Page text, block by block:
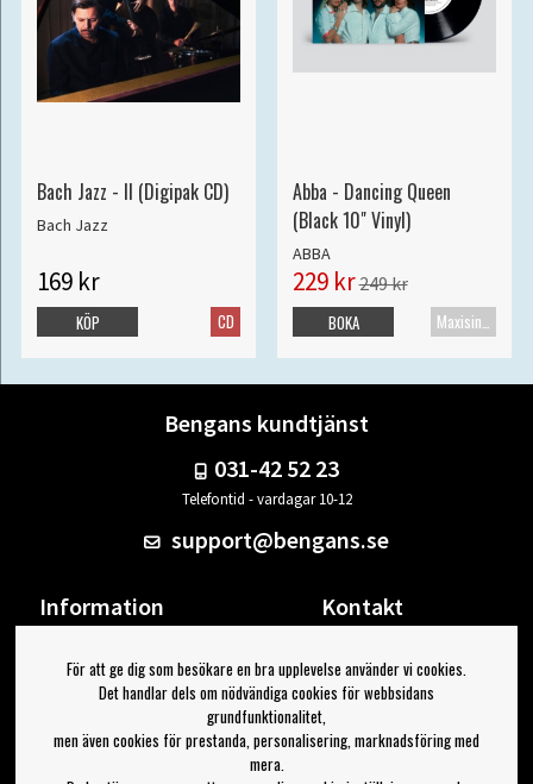
Bach Jazz - II (Digipak CD)
Bach Jazz
169 kr
CD
KÖP
Abba - Dancing Queen
(Black 10" Vinyl)
ABBA
229 kr249 kr
Maxisingel
BOKA
Bengans kundtjänst
031-42 52 23
Telefontid - vardagar 10-12
support@bengans.se
Information
Om Bengans
FAQ / Köp- & Leveransvillkor
Kontakt
Din sida
Logga ut
Jag vill ha tips från Bengans
För att ge dig som besökare en bra upplevelse använder vi cookies.
Det handlar dels om nödvändiga cookies för webbsidans
grundfunktionalitet,
men även cookies för prestanda, personalisering, marknadsföring med
mera.